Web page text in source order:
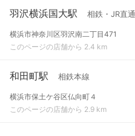
羽沢横浜国大駅 相鉄・JR直
横浜市神奈川区羽沢南二丁目471
このページの店舗から 2.4 km
和田町駅 相鉄本線
横浜市保土ケ谷区仏向町４
このページの店舗から 2.9 km